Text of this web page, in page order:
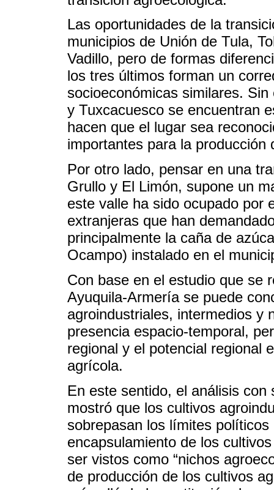
Las oportunidades de la
municipios de Unión de Tula,
Vadillo, pero de formas
los tres últimos forman un
socioeconómicas similares.
y Tuxcacuesco se encuentran
hacen que el lugar sea
importantes para la producción
Por otro lado, pensar en una
Grullo y El Limón, supone un
este valle ha sido ocupado por
extranjeras que han
principalmente la caña de
Ocampo) instalado en el
Con base en el estudio que se
Ayuquila-Armería se puede
agroindustriales, intermedios y
presencia espacio-temporal,
regional y el potencial regional
agrícola.
En este sentido, el análisis
mostró que los cultivos
sobrepasan los límites
encapsulamiento de los
ser vistos como “nichos
de producción de los cultivos